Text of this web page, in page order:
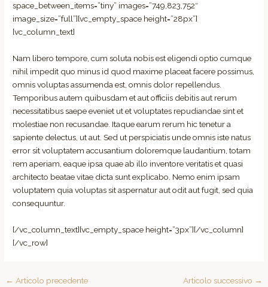
space_between_items=”tiny” images=”749,823,752″
image_size=”full”][vc_empty_space height=”28px”]
[vc_column_text]
Nam libero tempore, cum soluta nobis est eligendi optio cumque
nihil impedit quo minus id quod maxime placeat facere possimus,
omnis voluptas assumenda est, omnis dolor repellendus.
Temporibus autem quibusdam et aut officiis debitis aut rerum
necessitatibus saepe eveniet ut et voluptates repudiandae sint et
molestiae non recusandae. Itaque earum rerum hic tenetur a
sapiente delectus, ut aut. Sed ut perspiciatis unde omnis iste natus
error sit voluptatem accusantium doloremque laudantium, totam
rem aperiam, eaque ipsa quae ab illo inventore veritatis et quasi
architecto beatae vitae dicta sunt explicabo. Nemo enim ipsam
voluptatem quia voluptas sit aspernatur aut odit aut fugit, sed quia
consequuntur.
[/vc_column_text][vc_empty_space height=”3px”][/vc_column]
[/vc_row]
← Articolo precedente Articolo successivo →